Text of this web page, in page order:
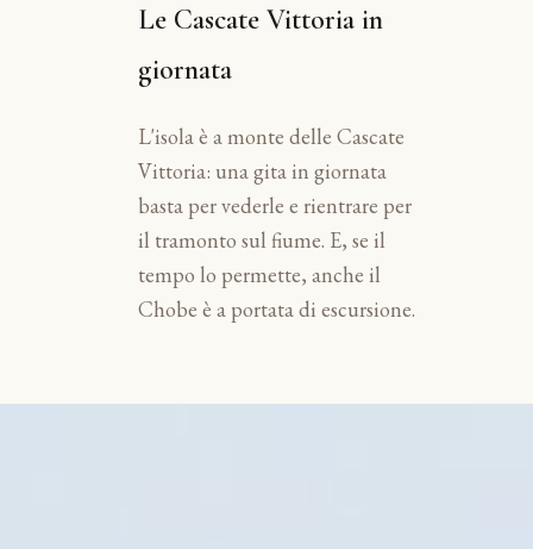
Le Cascate Vittoria in
giornata
L'isola è a monte delle Cascate
Vittoria: una gita in giornata
basta per vederle e rientrare per
il tramonto sul fiume. E, se il
tempo lo permette, anche il
Chobe è a portata di escursione.